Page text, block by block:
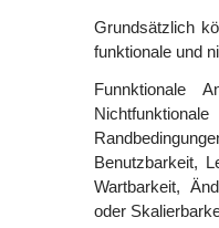
Grundsätzlich
funktionale und
Funnktionale
Benutzbarkeit,
Wartbarkeit,
oder